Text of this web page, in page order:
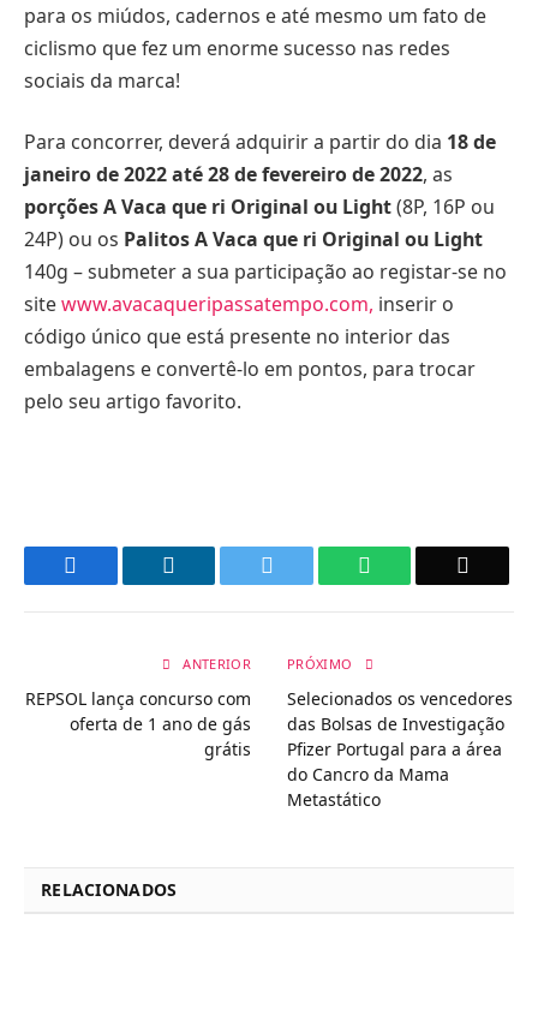
para os miúdos, cadernos e até mesmo um fato de
ciclismo que fez um enorme sucesso nas redes
sociais da marca!
Para concorrer, deverá adquirir a partir do dia 18 de
janeiro de 2022 até 28 de fevereiro de 2022, as
porções A Vaca que ri Original ou Light(8P, 16P ou
24P) ou os Palitos A Vaca que ri Original ou Light
140g – submeter a sua participação ao registar-se no
sitewww.avacaqueripassatempo.com, inserir o
código único que está presente no interior das
embalagens e convertê-lo em pontos, para trocar
pelo seu artigo favorito.
WhatsApp
ANTERIOR
REPSOL lança concurso com
oferta de 1 ano de gás
grátis
PRÓXIMO
Selecionados os vencedores
das Bolsas de Investigação
Pfizer Portugal para a área
do Cancro da Mama
Metastático
RELACIONADOS